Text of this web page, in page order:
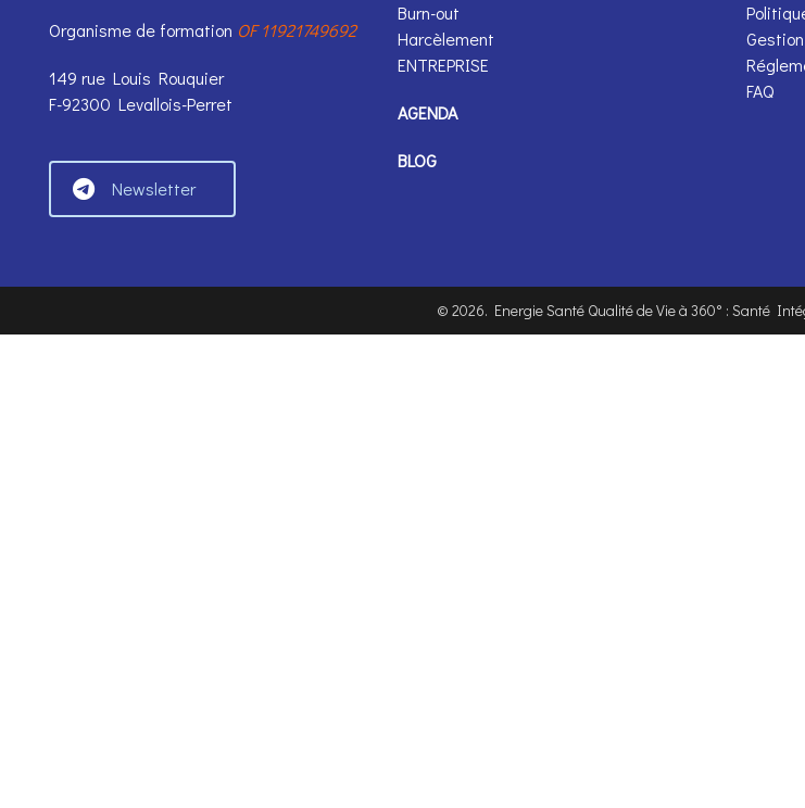
Organisme de formation OF 11921749692
149 rue Louis Rouquier
F-92300 Levallois-Perret
Newsletter
Burn-out
Harcèlement
ENTREPRISE
AGENDA
BLOG
FAQ
© 2026. Energie Santé Qualité de Vie à 360° : Santé